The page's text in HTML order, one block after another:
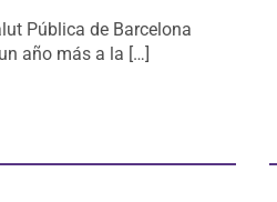
Pública de Barcelona
año más a la […]